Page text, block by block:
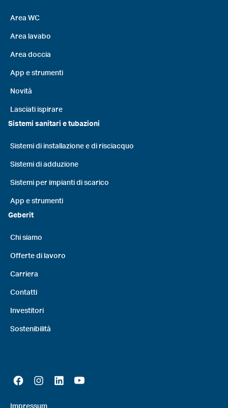
Area WC
Area lavabo
Area doccia
App e strumenti
Novità
Lasciati ispirare
Sistemi sanitari e tubazioni
Sistemi di installazione e di risciacquo
Sistemi di adduzione
Sistemi per impianti di scarico
App e strumenti
Geberit
Chi siamo
Offerte di lavoro
Carriera
Contatti
Investitori
Sostenibilità
Impressum